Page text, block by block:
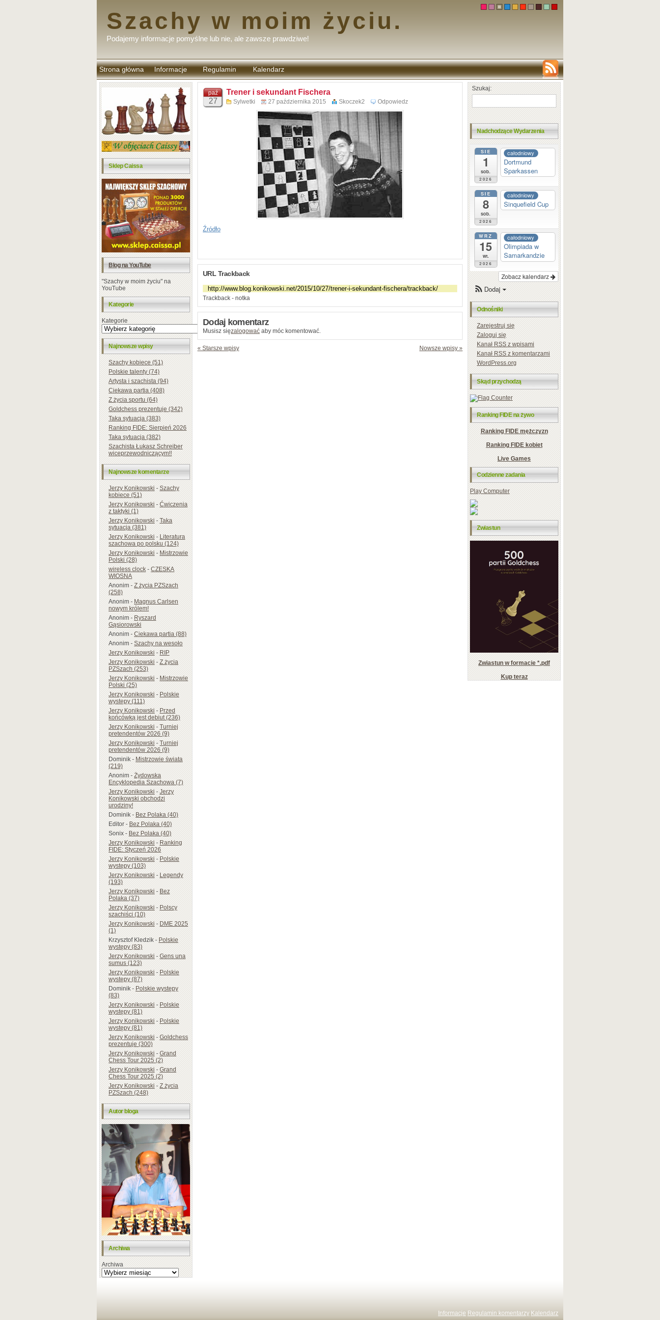
Szachy w moim życiu.
Podajemy informacje pomyślne lub nie, ale zawsze prawdziwe!
Strona główna Informacje Regulamin
komentarzy
Kalendarz
Sklep Caissa
Blog na YouTube
"Szachy w moim życiu" na
YouTube
Kategorie
Kategorie
Najnowsze wpisy
Szachy kobiece (51)
Polskie talenty (74)
Artysta i szachista (94)
Ciekawa partia (408)
Z życia sportu (64)
Goldchess prezentuje (342)
Taka sytuacja (383)
Ranking FIDE: Sierpień 2026
Taka sytuacja (382)
Szachista Łukasz Schreiber
wiceprzewodniczącym!!
Najnowsze komentarze
Jerzy Konikowski-Szachy
kobiece (51)
Jerzy Konikowski-Ćwiczenia
z taktyki (1)
Jerzy Konikowski-Taka
sytuacja (381)
Jerzy Konikowski-Literatura
szachowa po polsku (124)
Jerzy Konikowski-Mistrzowie
Polski (28)
wireless clock-CZESKA
WIOSNA
Anonim-Z życia PZSzach
(258)
Anonim-Magnus Carlsen
nowym królem!
Anonim-Ryszard
Gąsiorowski
Anonim-Ciekawa partia (88)
Anonim-Szachy na wesoło
Jerzy Konikowski-RIP
Jerzy Konikowski-Z życia
PZSzach (253)
Jerzy Konikowski-Mistrzowie
Polski (25)
Jerzy Konikowski-Polskie
występy (111)
Jerzy Konikowski-Przed
końcówką jest debiut (236)
Jerzy Konikowski-Turniej
pretendentów 2026 (9)
Jerzy Konikowski-Turniej
pretendentów 2026 (9)
Dominik-Mistrzowie świata
(219)
Anonim-Żydowska
Encyklopedia Szachowa (7)
Jerzy Konikowski-Jerzy
Konikowski obchodzi
urodziny!
Dominik-Bez Polaka (40)
Editor-Bez Polaka (40)
Sonix-Bez Polaka (40)
Jerzy Konikowski-Ranking
FIDE: Styczeń 2026
Jerzy Konikowski-Polskie
występy (103)
Jerzy Konikowski-Legendy
(193)
Jerzy Konikowski-Bez
Polaka (37)
Jerzy Konikowski-Polscy
szachiści (10)
Jerzy Konikowski-DME 2025
(1)
Krzysztof Kledzik-Polskie
występy (83)
Jerzy Konikowski-Gens una
sumus (123)
Jerzy Konikowski-Polskie
występy (87)
Dominik-Polskie występy
(83)
Jerzy Konikowski-Polskie
występy (81)
Jerzy Konikowski-Polskie
występy (81)
Jerzy Konikowski-Goldchess
prezentuje (300)
Jerzy Konikowski-Grand
Chess Tour 2025 (2)
Jerzy Konikowski-Grand
Chess Tour 2025 (2)
Jerzy Konikowski-Z życia
PZSzach (248)
Autor bloga
Archiwa
Archiwa
paź
27
Trener i sekundant Fischera
Sylwetki 27 października 2015 Skoczek2 Odpowiedz
Źródło
URL Trackback
Trackback - notka
Dodaj komentarz
Musisz sięzalogować aby móc komentować.
« Starsze wpisy Nowsze wpisy »
Szukaj:
Nadchodzące Wydarzenia
SIE
1
sob.
2026
całodniowy
Dortmund
Sparkassen
SIE
8
sob.
2026
całodniowy
Sinquefield Cup
WRZ
15
wt.
2026
całodniowy
Olimpiada w
Samarkandzie
Zobacz kalendarz
Dodaj
Odnośniki
Zarejestruj się
Zaloguj się
KanałRSSz wpisami
KanałRSSz komentarzami
WordPress.org
Skąd przychodzą
Ranking FIDE na żywo
Ranking FIDE mężczyzn
Ranking FIDE kobiet
Live Games
Codzienne zadania
Play Computer
Zwiastun
Zwiastun w formacie *.pdf
Kup teraz
Informacje Regulamin komentarzy Kalendarz